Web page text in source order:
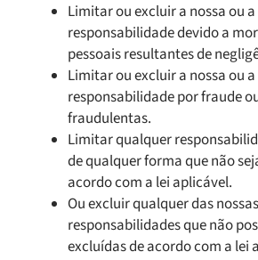
Limitar ou excluir a nossa ou a
responsabilidade devido a
pessoais resultantes de
Limitar ou excluir a nossa ou a
responsabilidade por fraude
fraudulentas.
Limitar qualquer
de qualquer forma que não
acordo com a lei aplicável.
Ou excluir qualquer das
responsabilidades que não
excluídas de acordo com a lei